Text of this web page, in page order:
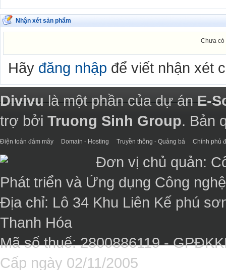
Nhận xét sản phẩm
Chưa có
Hãy đăng nhập để viết nhận xét
Divivulà một phần của dự ánE-
trợ bởi Truong Sinh Group. Bản
Điện toán đám mây Domain - Hosting Truyền thông - Quảng bá Chính phủ
Đơn vị chủ quản:
Phát triển và Ứng dụng Công
Địa chỉ: Lô 34 Khu Liên Kế phú
Thanh Hóa
Mã số thuế: 2800886119 -
Cấp ngày 02/11/2005